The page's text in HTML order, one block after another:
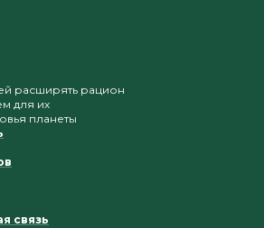
расширять рацион
для их
планеты
связь